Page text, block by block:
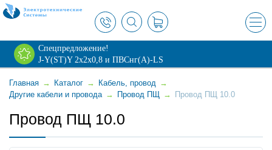
×
Спецпредложение!
J-Y(ST)Y 2х2х0,8 и ПВСнг(А)-LS
Главная → Каталог → Кабель, провод →
Другие кабели и провода → Провод ПЩ → Провод ПЩ 10.0
Провод ПЩ 10.0